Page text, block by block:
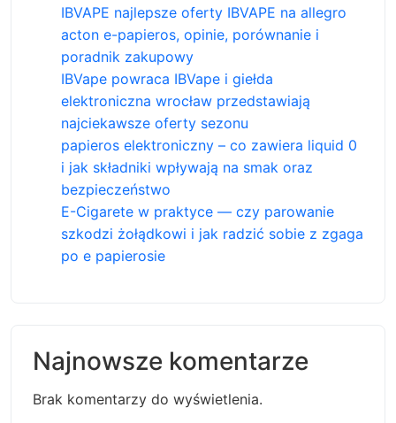
IBVAPE najlepsze oferty IBVAPE na allegro
acton e-papieros, opinie, porównanie i
poradnik zakupowy
IBVape powraca IBVape i giełda
elektroniczna wrocław przedstawiają
najciekawsze oferty sezonu
papieros elektroniczny – co zawiera liquid 0
i jak składniki wpływają na smak oraz
bezpieczeństwo
E-Cigarete w praktyce — czy parowanie
szkodzi żołądkowi i jak radzić sobie z zgaga
po e papierosie
Najnowsze komentarze
Brak komentarzy do wyświetlenia.